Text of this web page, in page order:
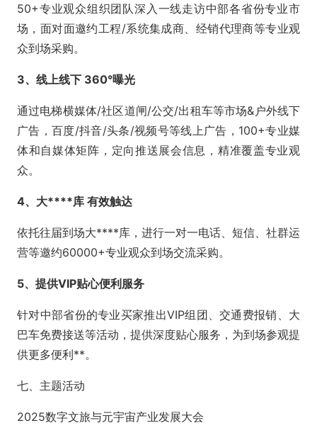
50+专业观众组织团队深入一线走访中部各省份专业市
场，面对面邀约工程/系统集成商、经销代理商等专业观
众到场采购。
3、线上线下 360°曝光
通过电梯横媒体/社区道闸/公交/出租车等市场&户外线下
广告，百度/抖音/头条/视频号等线上广告，100+专业媒
体和自媒体矩阵，定向推送展会信息，精准覆盖专业观
众。
4、大****库 有效触达
依托往届到场大****库，进行一对一电话、短信、社群运
营等邀约60000+专业观众到场交流采购。
5、提供VIP贴心便利服务
针对中部省份的专业买家推出VIP组团、交通费报销、大
巴车免费接送等活动，提供深度贴心服务，为到场参观提
供更多便利**。
七、主题活动
2025数字文旅与元宇宙产业发展大会